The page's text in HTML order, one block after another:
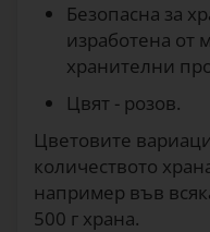
Безопасна за
изработена от
хранителни
Цвят - розов.
Цветовите
количеството
например във
500 г храна.